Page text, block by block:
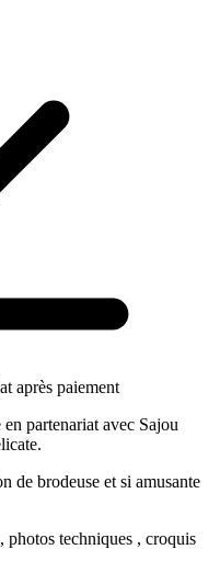
après paiement
partenariat avec Sajou
de brodeuse et si amusante
photos techniques , croquis